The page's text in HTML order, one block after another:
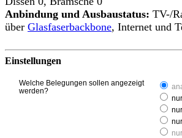
Anbindung und Ausbaustatus: TV-/
über Glasfaserbackbone, Internet und
Einstellungen
Welche Belegungen sollen angezeigt
werden?